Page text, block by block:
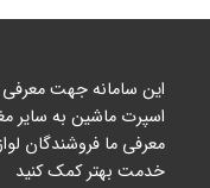
این سامانه جهت معرفی
اسپرت ماشین به سایر
معرفی ما فروشندگان
خدمت بهتر کمک کنید